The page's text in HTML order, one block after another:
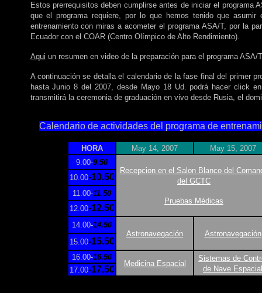
Estos prerrequisitos deben cumplirse antes de iniciar el
que el programa requiere, por lo que hemos tenido que
entrenamiento con miras a acometer el programa ASA/T, por la
Ecuador con el COAR (Centro Olímpico de Alto Rendimiento).
Aqui un resumen en video de la preparación para el programa ASA/
A continuación se detalla el calendario de la fase final del primer
hasta Junio 8 del 2007, desde Mayo 18 Ud. podrá hacer click
transmitirá la ceremonia de graduación en vivo desde Rusia, el
Calendario de actividades del programa de
HORA May 14, 2007
May 15, 2007
9.00-9.50
Recepcion en el Salon Blanco del
del GCTC
Pruebas Médicas
10.00-10.50
11.00-11.50
12.00-12.50
14.00-14.50
Astronavegación
Astronavegación
15.00-15.50
16.00-16.50
Medicina Espacial
Sistemas de
de Nave Espacial
17.00-17.50